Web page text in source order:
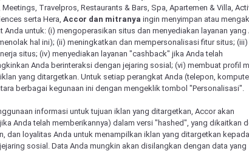
Travelpros, Restaurants & Bars, Spa, Apartemen & Villa,
serta Hera, Accor dan mitranya ingin menyimpan atau
untuk: (i) mengoperasikan situs dan menyediakan layanan yang
hal ini); (ii) meningkatkan dan mempersonalisasi fitur situs; (iii)
situs; (iv) menyediakan layanan "cashback" jika Anda telah
Anda berinteraksi dengan jejaring sosial; (vi) membuat profil
yang ditargetkan. Untuk setiap perangkat Anda (telepon,
berbagai kegunaan ini dengan mengeklik tombol "Personalisasi".
informasi untuk tujuan iklan yang ditargetkan, Accor akan
Anda telah memberikannya) dalam versi "hashed", yang dikaitkan
dan loyalitas Anda untuk menampilkan iklan yang ditargetkan
sosial. Data Anda mungkin akan disilangkan dengan data yang